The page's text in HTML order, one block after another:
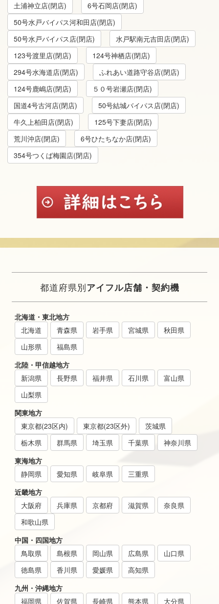
土浦神立店(閉店)
6号石岡店(閉店)
50号水戸バイパス河和田店(閉店)
50号水戸バイパス店(閉店)
水戸駅南元吉田店(閉店)
123号渡里店(閉店)
124号神栖店(閉店)
294号水海道店(閉店)
ふれあい道路守谷店(閉店)
124号鹿嶋店(閉店)
５０号岩瀬店(閉店)
国道4号古河店(閉店)
50号結城バイパス店(閉店)
牛久上柏田店(閉店)
125号下妻店(閉店)
荒川沖店(閉店)
6号ひたちなか店(閉店)
354号つくば梅園店(閉店)
都道府県別アイフル店舗・契約機
北海道・東北地方
北海道
青森県 岩手県 宮城県
秋田県
山形県
福島県
北陸・甲信越地方
新潟県
長野県 福井県 石川県
富山県
山梨県
関東地方
東京都(23区内)
東京都(23区外)
茨城県
栃木県
群馬県 埼玉県 千葉県
神奈川県
東海地方
静岡県
愛知県 岐阜県
三重県
近畿地方
大阪府
兵庫県 京都府 滋賀県
奈良県
和歌山県
中国・四国地方
鳥取県
島根県 岡山県 広島県
山口県
徳島県
香川県 愛媛県
高知県
九州・沖縄地方
福岡県
佐賀県 長崎県 熊本県 大分県